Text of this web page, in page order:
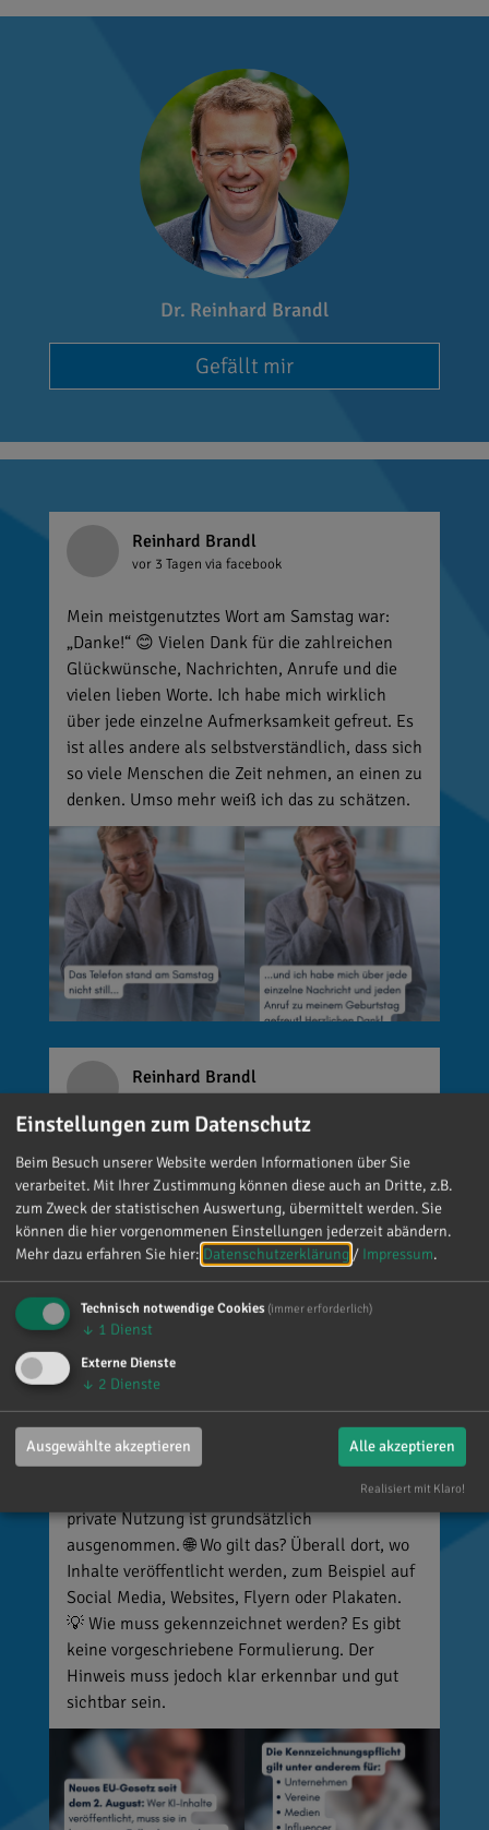
Dr. Reinhard Brandl
Gefällt mir
Reinhard Brandl
vor 3 Tagen via facebook
Mein meistgenutztes Wort am Samstag war:
„Danke!“ 😊 Vielen Dank für die zahlreichen
Glückwünsche, Nachrichten, Anrufe und die
vielen lieben Worte. Ich habe mich wirklich
über jede einzelne Aufmerksamkeit gefreut. Es
ist alles andere als selbstverständlich, dass sich
so viele Menschen die Zeit nehmen, an einen zu
denken. Umso mehr weiß ich das zu schätzen.
Reinhard Brandl
🚨 Neues EU-Gesetz seit dem 2. August! Ab
sofort gelten neue Vorschriften für die
Kennzeichnung bestimmter KI-Inhalte. ⚠️
Wichtig zu wissen: Wer
kennzeichnungspflichtige KI-Inhalte
veröffentlicht und diese nicht entsprechend
kennzeichnet, riskiert Bußgelder von bis zu 15
Millionen Euro. 📌 Was muss gekennzeichnet
werden? Unter anderem KI-generierte oder KI-
manipulierte Inhalte, die echte Personen, Orte
oder Ereignisse täuschend echt darstellen (z. B.
Deepfakes). 👥 Wer ist betroffen? Unternehmen,
Vereine, Medien, Influencer und viele weitere,
die entsprechende Inhalte veröffentlichen. Die
private Nutzung ist grundsätzlich
ausgenommen. 🌐 Wo gilt das? Überall dort, wo
Inhalte veröffentlicht werden, zum Beispiel auf
Social Media, Websites, Flyern oder Plakaten.
💡 Wie muss gekennzeichnet werden? Es gibt
keine vorgeschriebene Formulierung. Der
Hinweis muss jedoch klar erkennbar und gut
sichtbar sein.
Einstellungen zum Datenschutz
Beim Besuch unserer Website werden Informationen über Sie
verarbeitet. Mit Ihrer Zustimmung können diese auch an Dritte, z.B.
zum Zweck der statistischen Auswertung, übermittelt werden. Sie
können die hier vorgenommenen Einstellungen jederzeit abändern.
Mehr dazu erfahren Sie hier: Datenschutzerklärung / Impressum.
Technisch notwendige Cookies (immer erforderlich)
↓ 1 Dienst
Externe Dienste
↓ 2 Dienste
Ausgewählte akzeptieren Alle akzeptieren
Realisiert mit Klaro!